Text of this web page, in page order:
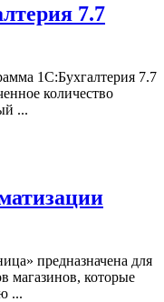
7.7
1С:Бухгалтерия 7.7
количество
...
предназначена для
магазинов, которые
...